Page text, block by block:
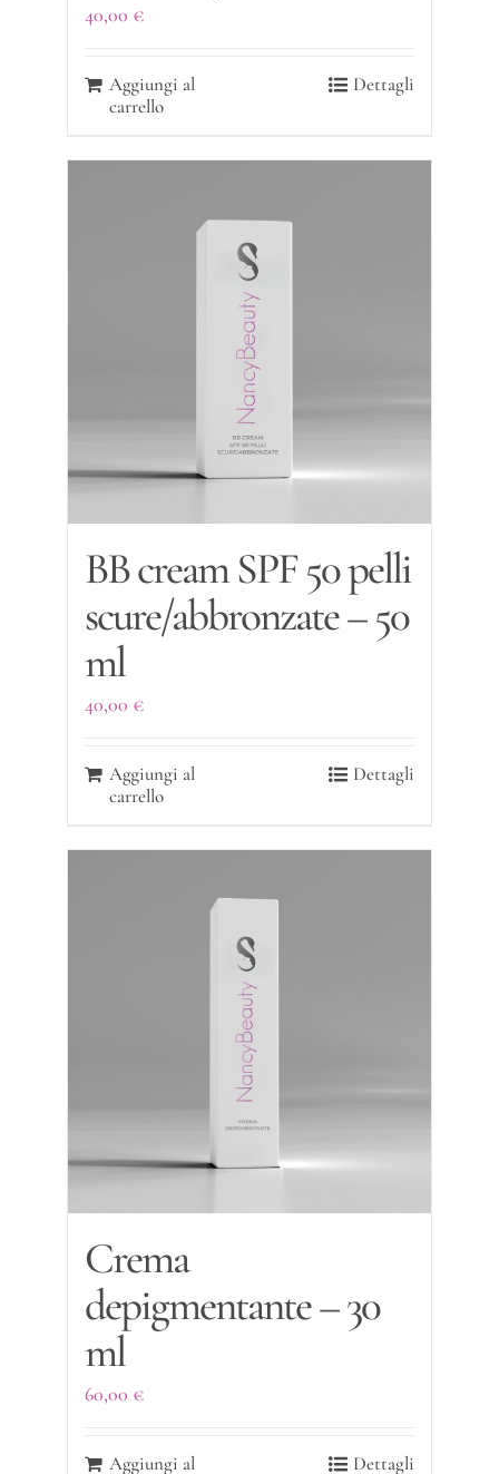
40,00 €
Aggiungi al
carrello
Dettagli
BB cream SPF 50 pelli
scure/abbronzate – 50
ml
40,00 €
Aggiungi al
carrello
Dettagli
Crema
depigmentante – 30
ml
60,00 €
Aggiungi al Dettagli